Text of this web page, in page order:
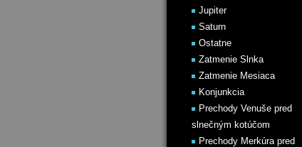
Jupiter
Saturn
Ostatne
Zatmenie Slnka
Zatmenie Mesiaca
Konjunkcia
Prechody Venuše pred
slnečným kotúčom
Prechody Merkúra pred